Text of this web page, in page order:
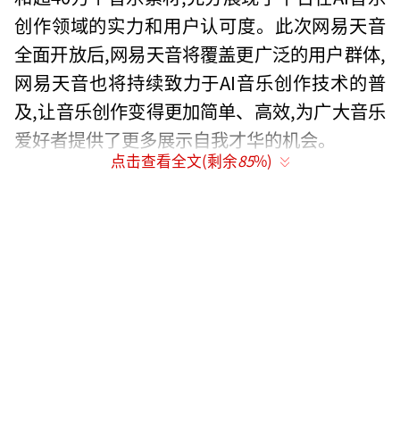
创作领域的实力和用户认可度。此次网易天音
全面开放后,网易天音将覆盖更广泛的用户群体,
网易天音也将持续致力于AI音乐创作技术的普
及,让音乐创作变得更加简单、高效,为广大音乐
爱好者提供了更多展示自我才华的机会。
点击查看全文(剩余85%)